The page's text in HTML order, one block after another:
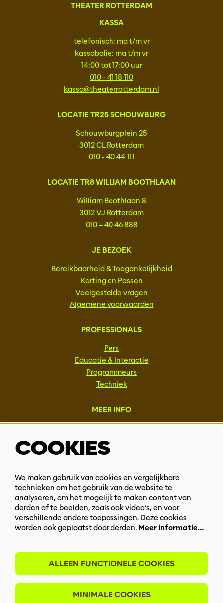
THEATER ROTTERDAM
KASSA
telefonisch: ma t/m vr
kassabalie: ma t/m vr
14:00 tot 17:00 uur
010 - 41 18 110
kassa@theaterrotterdam.nl
LOCATIE TR25 SCHOUWBURG
Schouwburgplein 25
3012 CL Rotterdam
010 - 40 44 111
LOCATIE TR8 WILLIAM BOOTHLAAN
William Boothlaan 8
3012 VJ Rotterdam
010 – 40 46 888
JE BEZOEK
Bereikbaarheid & Toegankelijkheid
Korting en Passen
Veelgestelde vragen
Algemene voorwaarden
PROFESSIONALS
Pers
Educatie & Interactie
Programmeurs
Techniek
MEER INFO
Vacatures
Events & Partnerships
Privacy
BLIJF OP DE HOOGTE
Meld je aan voor onze nieuwsbrief
INSCHRIJVEN
COOKIES
We maken gebruik van cookies en vergelijkbare
technieken om het gebruik van de website te
analyseren, om het mogelijk te maken content van
derden af te beelden, zoals ook video’s, en voor
verschillende andere toepassingen. Deze cookies
worden ook geplaatst door derden. Meer informatie…
ALLEEN FUNCTIONELE COOKIES
MINIMALE COOKIES